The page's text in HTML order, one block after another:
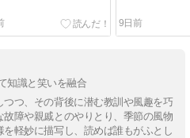
9日前
知識と笑いを融合
つ、その背後に潜む教訓や風趣を巧
障や親戚とのやりとり、季節の風物
軽妙に描写し、読めば誰もがふとし